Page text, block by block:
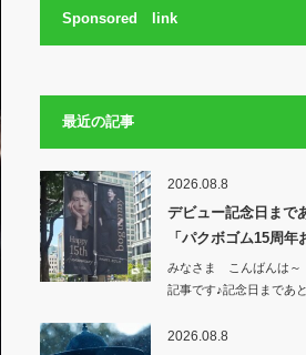
Sponsored link
最近の記事
2026.08.8
デビュー記念日まで
「パクボゴム15周
みなさま こんばんは
記事です♪記念日まであ
2026.08.8